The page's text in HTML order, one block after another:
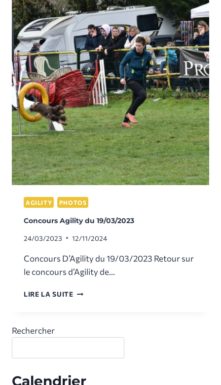
AGILITY PHOTOS
Concours Agility du 19/03/2023
24/03/2023 12/11/2024
Concours D’Agility du 19/03/2023 Retour sur
le concours d’Agility de…
LIRE LA SUITECONCOURS
Rechercher
Calendrier